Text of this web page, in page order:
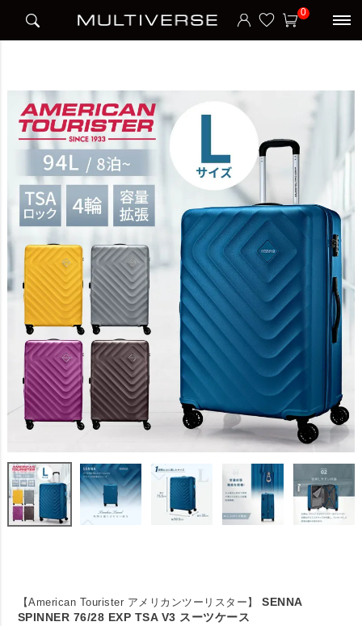
0
SENNA SPINNER 76/28 EXP TSA V3 スーツケース
【American Tourister アメリカンツーリスター】
SENNA
SPINNER 76/28 EXP TSA V3 スーツケース